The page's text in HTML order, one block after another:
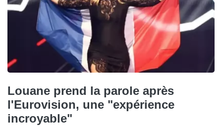
Louane prend la parole après
l'Eurovision, une "expérience
incroyable"